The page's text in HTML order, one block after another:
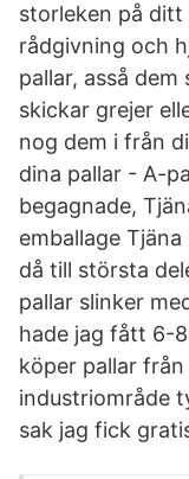
storleken på
rådgivning och
pallar, asså
skickar grejer
nog dem i från
dina pallar - A-
begagnade,
emballage
då till största
pallar slinker
hade jag fått 6-
köper pallar
industriområde
sak jag fick